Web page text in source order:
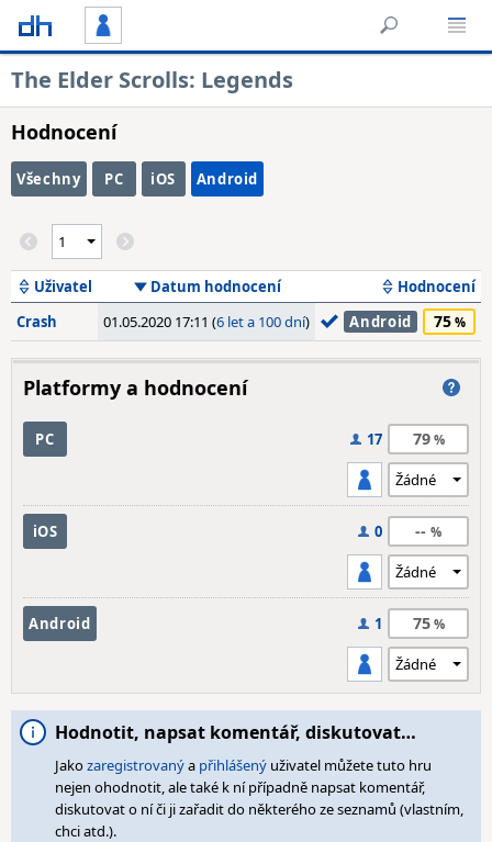
The Elder Scrolls: Legends
Hodnocení
Všechny PC iOS Android
Uživatel Datum hodnocení
Hodnocení
Crash
01.05.2020 17:11 (6 let a 100 dní) Android 75
Platformy a hodnocení
PC 17 79
iOS 0 --
Android 1 75
Hodnotit, napsat komentář, diskutovat…
Jakozaregistrovanýa přihlášený uživatel můžete tuto hru
nejen ohodnotit, ale také k ní případně napsat komentář,
diskutovat o ní či ji zařadit do některého ze seznamů (vlastním,
chci atd.).